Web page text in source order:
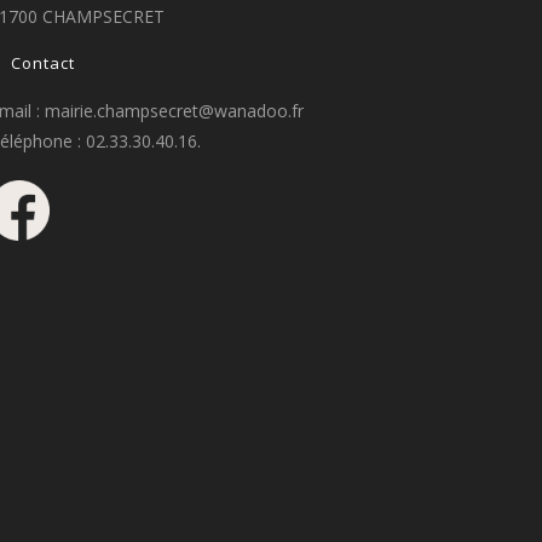
CHAMPSECRET
Contact
: mairie.champsecret@wanadoo.fr
: 02.33.30.40.16.